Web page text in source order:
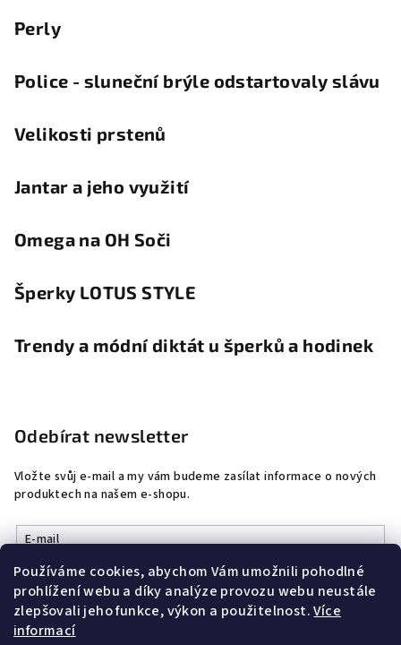
Používáme cookies, abychom Vám umožnili pohodlné
prohlížení webu a díky analýze provozu webu neustále
zlepšovali jeho funkce, výkon a použitelnost.Více
informací
Perly
Police - sluneční brýle odstartovaly slávu
Velikosti prstenů
Jantar a jeho využití
Omega na OH Soči
Šperky LOTUS STYLE
Trendy a módní diktát u šperků a hodinek
Odebírat newsletter
Vložte svůj e-mail a my vám budeme zasílat informace o nových
produktech na našem e-shopu.
E-mail
Vložením e-mailu souhlasíte spodmínkami ochrany osobních
údajů